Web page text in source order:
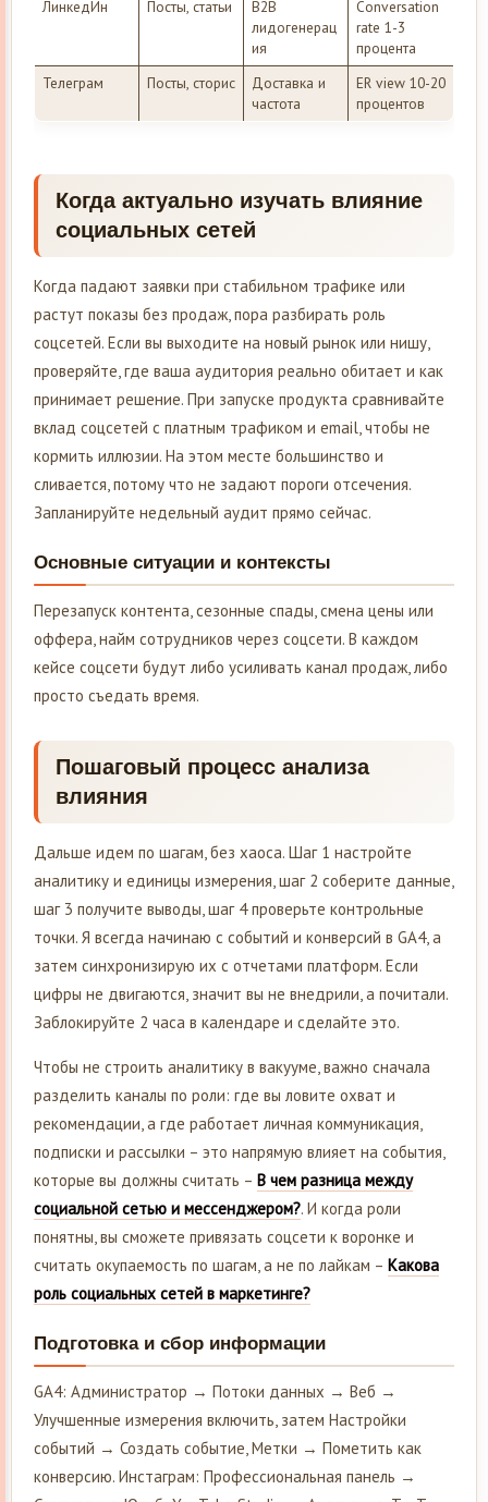
ЛинкедИн Посты, статьи
B2B
лидогенерац
ия
Conversation
rate 1-3
процента
Телеграм
Посты, сторис
Доставка и
частота
ER view 10-20
процентов
Когда актуально изучать влияние
социальных сетей
Когда падают заявки при стабильном трафике или
растут показы без продаж, пора разбирать роль
соцсетей. Если вы выходите на новый рынок или нишу,
проверяйте, где ваша аудитория реально обитает и как
принимает решение. При запуске продукта сравнивайте
вклад соцсетей с платным трафиком и email, чтобы не
кормить иллюзии. На этом месте большинство и
сливается, потому что не задают пороги отсечения.
Запланируйте недельный аудит прямо сейчас.
Основные ситуации и контексты
Перезапуск контента, сезонные спады, смена цены или
оффера, найм сотрудников через соцсети. В каждом
кейсе соцсети будут либо усиливать канал продаж, либо
просто съедать время.
Пошаговый процесс анализа
влияния
Дальше идем по шагам, без хаоса. Шаг 1 настройте
аналитику и единицы измерения, шаг 2 соберите данные,
шаг 3 получите выводы, шаг 4 проверьте контрольные
точки. Я всегда начинаю с событий и конверсий в GA4, а
затем синхронизирую их с отчетами платформ. Если
цифры не двигаются, значит вы не внедрили, а почитали.
Заблокируйте 2 часа в календаре и сделайте это.
Чтобы не строить аналитику в вакууме, важно сначала
разделить каналы по роли: где вы ловите охват и
рекомендации, а где работает личная коммуникация,
подписки и рассылки – это напрямую влияет на события,
которые вы должны считать – В чем разница между
социальной сетью и мессенджером?. И когда роли
понятны, вы сможете привязать соцсети к воронке и
считать окупаемость по шагам, а не по лайкам – Какова
роль социальных сетей в маркетинге?
Подготовка и сбор информации
GA4: Администратор → Потоки данных → Веб →
Улучшенные измерения включить, затем Настройки
событий → Создать событие, Метки → Пометить как
конверсию. Инстаграм: Профессиональная панель →